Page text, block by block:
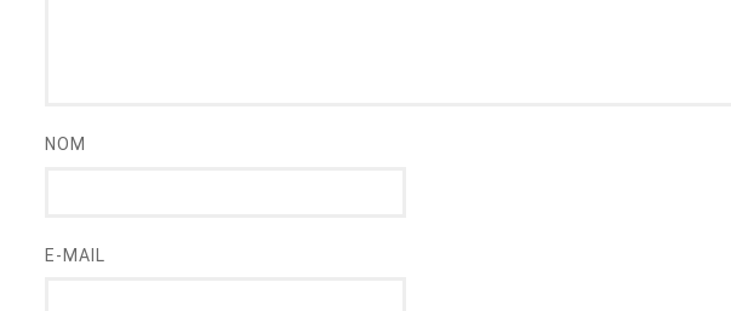
NOM
E-MAIL